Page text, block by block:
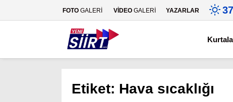
FOTO GALERİ VİDEO GALERİ YAZARLAR
Etiket: Hava sıcaklığı